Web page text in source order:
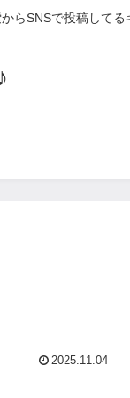
らSNSで投稿して
2025.11.04